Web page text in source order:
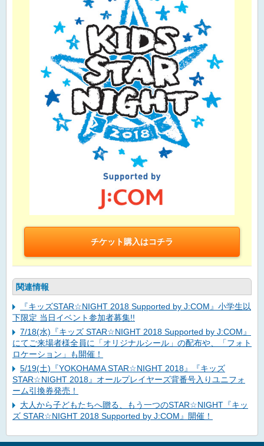
チケット購入はコチラ
関連情報
『キッズSTAR☆NIGHT 2018 Supported by J:COM』小学生以
下限定 当日イベント参加者募集!!
7/18(水)『キッズ STAR☆NIGHT 2018 Supported by J:COM』
にてご来場者様全員に「オリジナルシール」の配布や、「フォト
ロケーション」も開催！
5/19(土)『YOKOHAMA STAR☆NIGHT 2018』『キッズ
STAR☆NIGHT 2018』オールプレイヤーズ背番号入りユニフォ
ーム引換券発売！
大人から子どもたちへ贈る、もう一つのSTAR☆NIGHT『キッ
ズ STAR☆NIGHT 2018 Supported by J:COM』開催！